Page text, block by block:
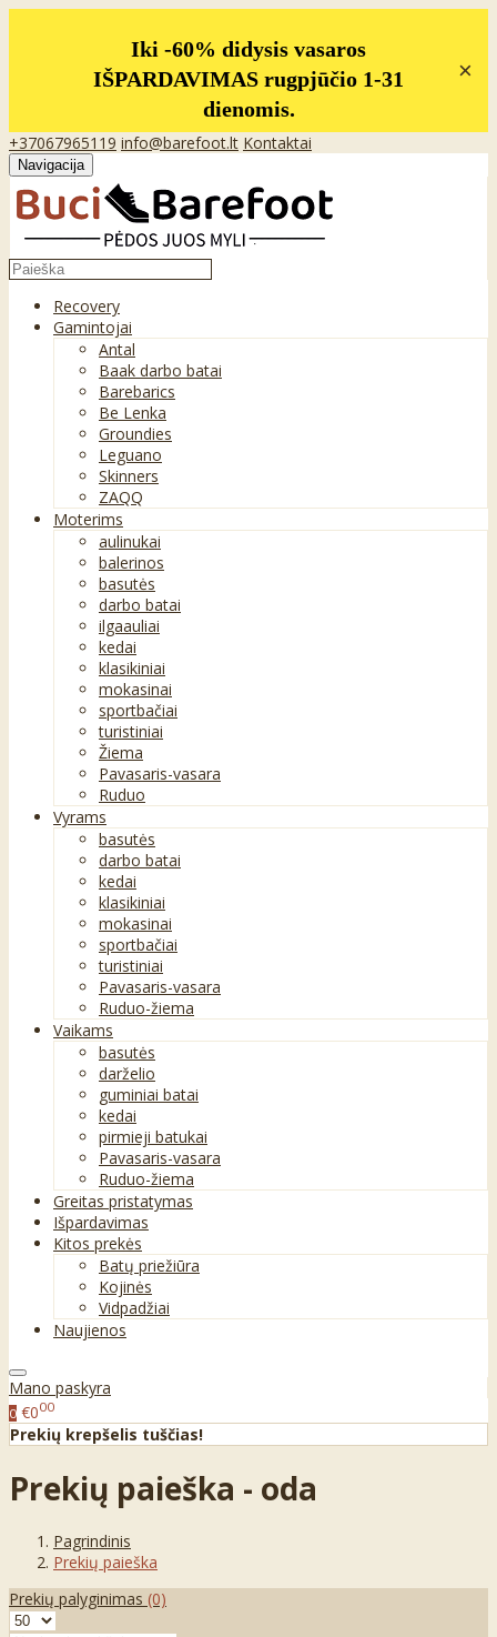
Iki -60% didysis vasaros
IŠPARDAVIMAS rugpjūčio 1-31
dienomis.
×
+37067965119 info@barefoot.lt Kontaktai
Navigacija
Recovery
Gamintojai
Antal
Baak darbo batai
Barebarics
Be Lenka
Groundies
Leguano
Skinners
ZAQQ
Moterims
aulinukai
balerinos
basutės
darbo batai
ilgaauliai
kedai
klasikiniai
mokasinai
sportbačiai
turistiniai
Žiema
Pavasaris-vasara
Ruduo
Vyrams
basutės
darbo batai
kedai
klasikiniai
mokasinai
sportbačiai
turistiniai
Pavasaris-vasara
Ruduo-žiema
Vaikams
basutės
darželio
guminiai batai
kedai
pirmieji batukai
Pavasaris-vasara
Ruduo-žiema
Greitas pristatymas
Išpardavimas
Kitos prekės
Batų priežiūra
Kojinės
Vidpadžiai
Naujienos
Mano paskyra
0 €000
Prekių krepšelis tuščias!
Prekių paieška - oda
Pagrindinis
Prekių paieška
Prekių palyginimas (0)